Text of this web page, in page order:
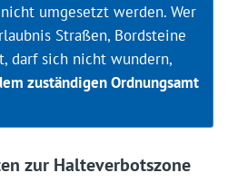
umgesetzt werden. Wer
Straßen, Bordsteine
darf sich nicht wundern,
zuständigen Ordnungsamt
zur Halteverbotszone